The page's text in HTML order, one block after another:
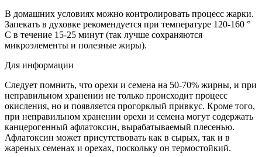
В домашних условиях можно контролировать процесс жарки.
Запекать в духовке рекомендуется при температуре 120-160 °
С в течение 15-25 минут (так лучше сохраняются
микроэлементы и полезные жиры).
Для информации
Следует помнить, что орехи и семена на 50-70% жирны, и при
неправильном хранении не только происходит процесс
окисления, но и появляется прогорклый привкус. Кроме того,
при неправильном хранении орехи и семена могут содержать
канцерогенный афлатоксин, вырабатываемый плесенью.
Афлатоксин может присутствовать как в сырых, так и в
жареных семенах и орехах, поскольку он термостойкий.